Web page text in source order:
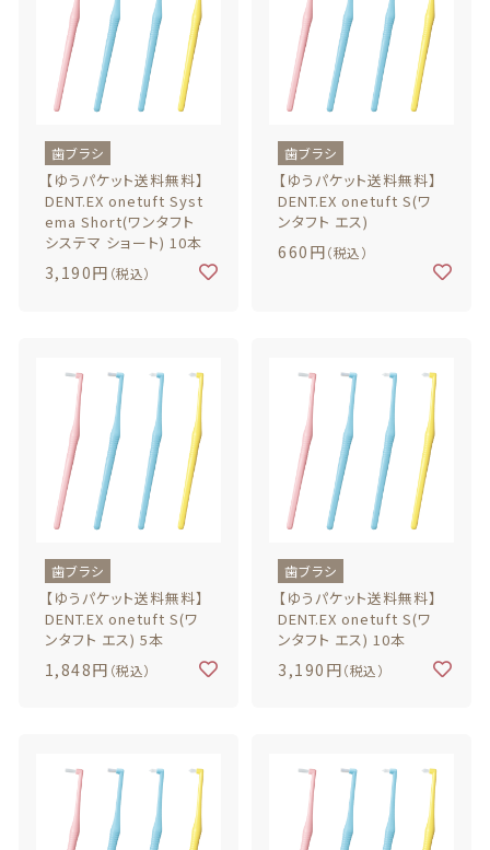
歯ブラシ
【ゆうパケット送料無料】
DENT.EX onetuft Syst
ema Short(ワンタフト
システマ ショート) 10本
3,190円 （税込）
歯ブラシ
【ゆうパケット送料無料】
DENT.EX onetuft S(ワ
ンタフト エス)
660円（税込）
歯ブラシ
【ゆうパケット送料無料】
DENT.EX onetuft S(ワ
ンタフト エス) 5本
1,848円 （税込）
歯ブラシ
【ゆうパケット送料無料】
DENT.EX onetuft S(ワ
ンタフト エス) 10本
3,190円（税込）
最近チェックした商品
注文履歴
ご利用ガイド
当店について
ブログ
特定商取引法に基づく表記
お問い合わせ
© 2020 ハミガキ広場
（障がい福祉事業 就労継続支援B型事業所）